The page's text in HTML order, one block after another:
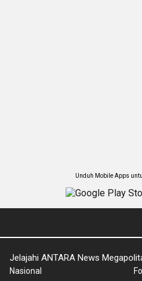
Unduh Mobile Apps
Jelajahi ANTARA News
Nasional